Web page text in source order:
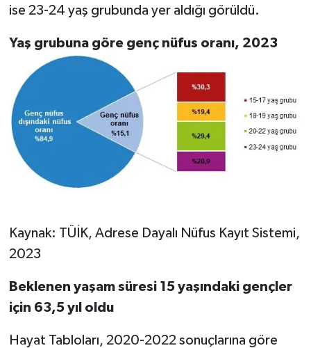
ise 23-24 yaş grubunda yer aldığı görüldü.
Yaş grubuna göre genç nüfus oranı, 2023
Kaynak: TÜİK, Adrese Dayalı Nüfus Kayıt Sistemi,
2023
Beklenen yaşam süresi 15 yaşındaki gençler
için 63,5 yıl oldu
Hayat Tabloları, 2020-2022 sonuçlarına göre